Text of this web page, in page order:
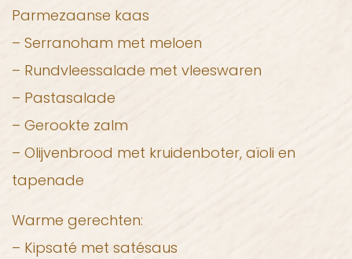
Parmezaanse kaas
– Serranoham met meloen
– Rundvleessalade met vleeswaren
– Pastasalade
– Gerookte zalm
– Olijvenbrood met kruidenboter, aïoli en
tapenade
Warme gerechten:
– Kipsaté met satésaus